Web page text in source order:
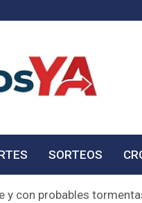
Ríos
SORTEOS
y con probables